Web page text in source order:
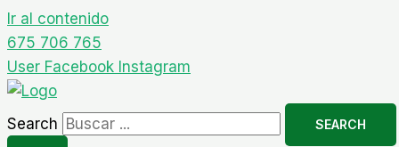
Ir al contenido
675 706 765
User Facebook Instagram
Search SEARCH